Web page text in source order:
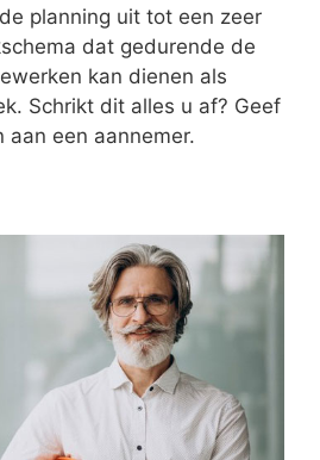
planning uit tot een zeer
dat gedurende de
kan dienen als
Schrikt dit alles u af? Geef
een aannemer.